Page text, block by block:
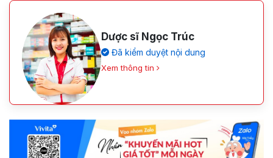
Dược sĩ Ngọc Trúc
Đã kiểm duyệt nội dung
Xem thông tin